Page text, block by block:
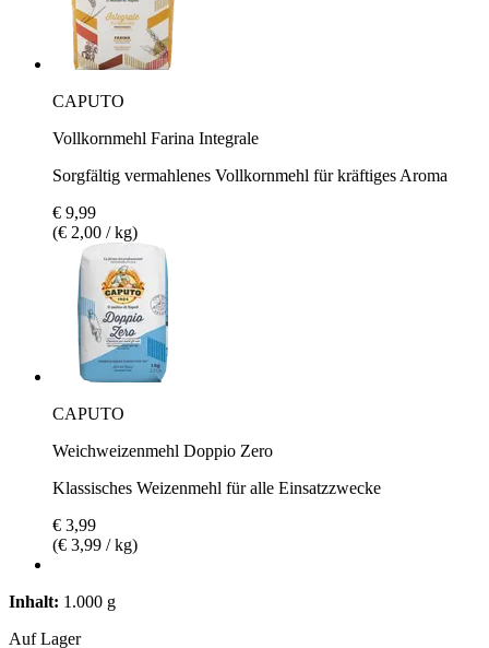
CAPUTO
Vollkornmehl Farina Integrale
Sorgfältig vermahlenes Vollkornmehl für kräftiges Aroma
€ 9,99
(€ 2,00 / kg)
CAPUTO
Weichweizenmehl Doppio Zero
Klassisches Weizenmehl für alle Einsatzzwecke
€ 3,99
(€ 3,99 / kg)
Inhalt: 1.000 g
Auf Lager